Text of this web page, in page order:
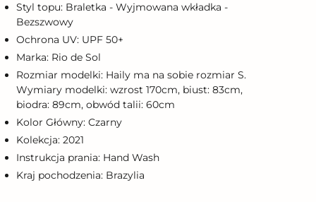
Styl topu: Braletka - Wyjmowana wkładka -
Bezszwowy
Ochrona UV: UPF 50+
Marka: Rio de Sol
Rozmiar modelki: Haily ma na sobie rozmiar S.
Wymiary modelki: wzrost 170cm, biust: 83cm,
biodra: 89cm, obwód talii: 60cm
Kolor Główny: Czarny
Kolekcja: 2021
Instrukcja prania: Hand Wash
Kraj pochodzenia: Brazylia